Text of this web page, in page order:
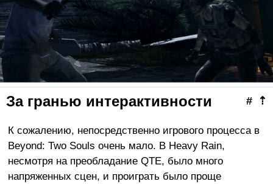
⇡
#
За гранью интерактивности
К сожалению, непосредственно игрового процесса в
Beyond: Two Souls очень мало. В Heavy Rain,
несмотря на преобладание QTE, было много
напряженных сцен, и проиграть было проще